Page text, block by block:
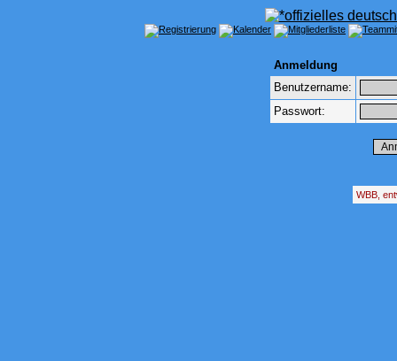
Anmeldung
Benutzername:
Passwort:
WBB,